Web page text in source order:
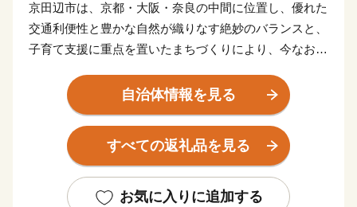
京田辺市は、京都・大阪・奈良の中間に位置し、優れた
交通利便性と豊かな自然が織りなす絶妙のバランスと、
子育て支援に重点を置いたまちづくりにより、今なお人
地として多彩な伝統行事や文化を現代に引き継ぐ一方
で、同志社大学・同志社女子大学や多種多様な企業な
ど、最先端の科学技術を誇る関西文化学術研究都市の一
翼を担うまちとして発展し、新旧の文化や知的財産が融
速道路の全線開通によって、高速道路網の結節点となる
自治体情報を見る
すべての返礼品を見る
お気に入りに追加する